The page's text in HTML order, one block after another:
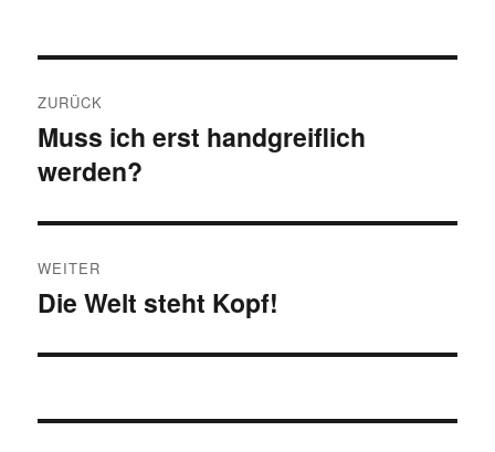
ZURÜCK
Vorheriger
Beitrag:
Muss ich erst handgreiflich
werden?
WEITER
Nächster
Die Welt steht Kopf!